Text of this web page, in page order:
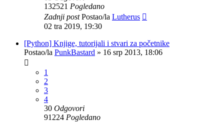
132521 Pogledano
Zadnji postPostao/la Lutherus
02 tra 2019, 19:30
[Python] Knjige, tutorijali i stvari za početnike
Postao/la PunkBastard » 16 srp 2013, 18:06
1
2
3
4
30 Odgovori
91224 Pogledano